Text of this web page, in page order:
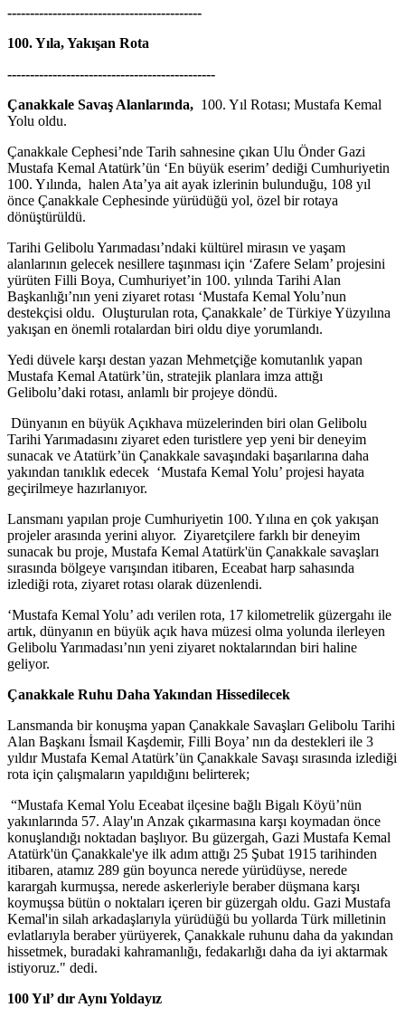
-------------------------------------------
100. Yıla, Yakışan Rota
----------------------------------------------
Çanakkale Savaş Alanlarında, 100. Yıl Rotası; Mustafa Kemal
Yolu oldu.
Çanakkale Cephesi’nde Tarih sahnesine çıkan Ulu Önder Gazi
Mustafa Kemal Atatürk’ün ‘En büyük eserim’ dediği Cumhuriyetin
100. Yılında, halen Ata’ya ait ayak izlerinin bulunduğu, 108 yıl
önce Çanakkale Cephesinde yürüdüğü yol, özel bir rotaya
dönüştürüldü.
Tarihi Gelibolu Yarımadası’ndaki kültürel mirasın ve yaşam
alanlarının gelecek nesillere taşınması için ‘Zafere Selam’ projesini
yürüten Filli Boya, Cumhuriyet’in 100. yılında Tarihi Alan
Başkanlığı’nın yeni ziyaret rotası ‘Mustafa Kemal Yolu’nun
destekçisi oldu. Oluşturulan rota, Çanakkale’ de Türkiye Yüzyılına
yakışan en önemli rotalardan biri oldu diye yorumlandı.
Yedi düvele karşı destan yazan Mehmetçiğe komutanlık yapan
Mustafa Kemal Atatürk’ün, stratejik planlara imza attığı
Gelibolu’daki rotası, anlamlı bir projeye döndü.
Dünyanın en büyük Açıkhava müzelerinden biri olan Gelibolu
Tarihi Yarımadasını ziyaret eden turistlere yep yeni bir deneyim
sunacak ve Atatürk’ün Çanakkale savaşındaki başarılarına daha
yakından tanıklık edecek ‘Mustafa Kemal Yolu’ projesi hayata
geçirilmeye hazırlanıyor.
Lansmanı yapılan proje Cumhuriyetin 100. Yılına en çok yakışan
projeler arasında yerini alıyor. Ziyaretçilere farklı bir deneyim
sunacak bu proje, Mustafa Kemal Atatürk'ün Çanakkale savaşları
sırasında bölgeye varışından itibaren, Eceabat harp sahasında
izlediği rota, ziyaret rotası olarak düzenlendi.
‘Mustafa Kemal Yolu’ adı verilen rota, 17 kilometrelik güzergahı ile
artık, dünyanın en büyük açık hava müzesi olma yolunda ilerleyen
Gelibolu Yarımadası’nın yeni ziyaret noktalarından biri haline
geliyor.
Çanakkale Ruhu Daha Yakından Hissedilecek
Lansmanda bir konuşma yapan Çanakkale Savaşları Gelibolu Tarihi
Alan Başkanı İsmail Kaşdemir, Filli Boya’ nın da destekleri ile 3
yıldır Mustafa Kemal Atatürk’ün Çanakkale Savaşı sırasında izlediği
rota için çalışmaların yapıldığını belirterek;
“Mustafa Kemal Yolu Eceabat ilçesine bağlı Bigalı Köyü’nün
yakınlarında 57. Alay'ın Anzak çıkarmasına karşı koymadan önce
konuşlandığı noktadan başlıyor. Bu güzergah, Gazi Mustafa Kemal
Atatürk'ün Çanakkale'ye ilk adım attığı 25 Şubat 1915 tarihinden
itibaren, atamız 289 gün boyunca nerede yürüdüyse, nerede
karargah kurmuşsa, nerede askerleriyle beraber düşmana karşı
koymuşsa bütün o noktaları içeren bir güzergah oldu. Gazi Mustafa
Kemal'in silah arkadaşlarıyla yürüdüğü bu yollarda Türk milletinin
evlatlarıyla beraber yürüyerek, Çanakkale ruhunu daha da yakından
hissetmek, buradaki kahramanlığı, fedakarlığı daha da iyi aktarmak
istiyoruz." dedi.
100 Yıl’ dır Aynı Yoldayız